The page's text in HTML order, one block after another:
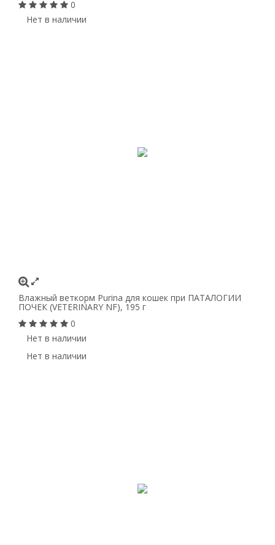
0
Нет в наличии
Влажный веткорм Purina для кошек при ПАТАЛОГИИ
ПОЧЕК (VETERINARY NF), 195 г
0
Нет в наличии
Нет в наличии